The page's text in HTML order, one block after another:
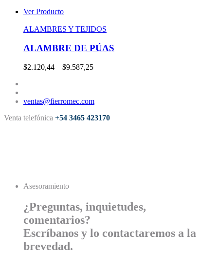
Ver Producto
ALAMBRES Y TEJIDOS
ALAMBRE DE PÚAS
$2.120,44 – $9.587,25
ventas@fierromec.com
Venta telefónica +54 3465 423170
Asesoramiento
¿Preguntas, inquietudes,
comentarios?
Escríbanos y lo contactaremos a la
brevedad.